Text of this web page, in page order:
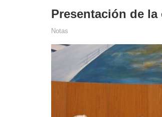
Presentación de
Notas